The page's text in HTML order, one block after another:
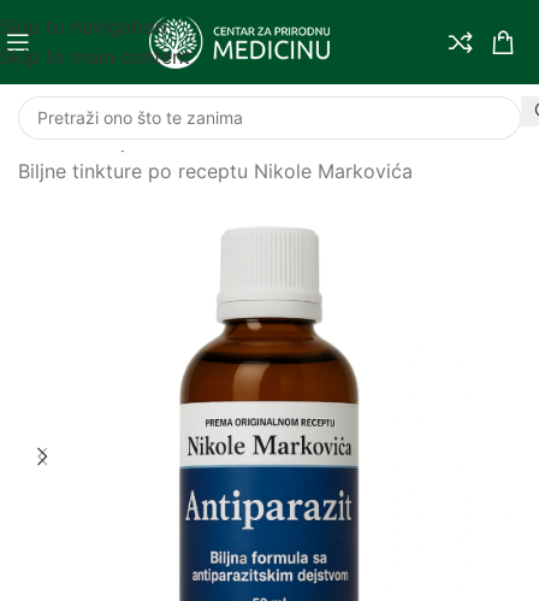
Skip to navigation
Skip to main content
Početna/Biljne tinkture/
Biljne tinkture po receptu Nikole Markovića